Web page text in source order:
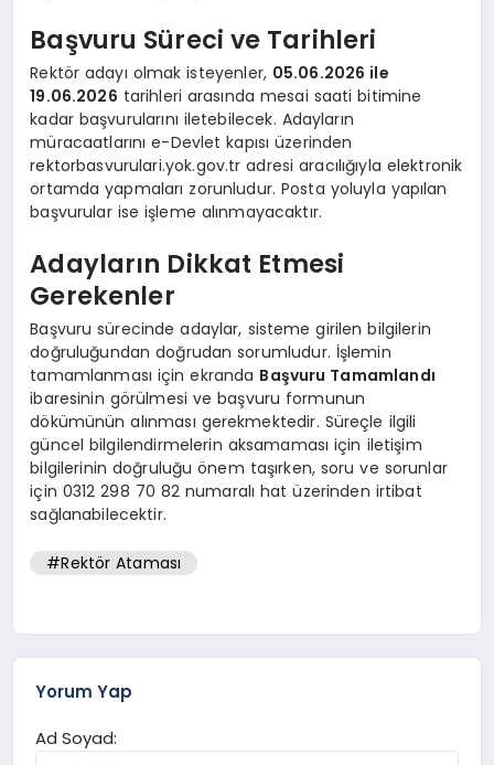
Başvuru Süreci ve Tarihleri
Rektör adayı olmak isteyenler, 05.06.2026 ile
19.06.2026 tarihleri arasında mesai saati bitimine
kadar başvurularını iletebilecek. Adayların
müracaatlarını e-Devlet kapısı üzerinden
rektorbasvurulari.yok.gov.tr adresi aracılığıyla elektronik
ortamda yapmaları zorunludur. Posta yoluyla yapılan
başvurular ise işleme alınmayacaktır.
Adayların Dikkat Etmesi
Gerekenler
Başvuru sürecinde adaylar, sisteme girilen bilgilerin
doğruluğundan doğrudan sorumludur. İşlemin
tamamlanması için ekranda Başvuru Tamamlandı
ibaresinin görülmesi ve başvuru formunun
dökümünün alınması gerekmektedir. Süreçle ilgili
güncel bilgilendirmelerin aksamaması için iletişim
bilgilerinin doğruluğu önem taşırken, soru ve sorunlar
için 0312 298 70 82 numaralı hat üzerinden irtibat
sağlanabilecektir.
#Rektör Ataması
Yorum Yap
Ad Soyad: